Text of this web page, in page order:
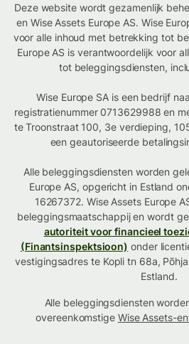
Deze website wordt gezamenlijk
en Wise Assets Europe AS. Wise
voor alle inhoud met betrekking tot
Europe AS is verantwoordelijk voor
tot beleggingsdiensten,
Wise Europe SA is een bedrijf
registratienummer 0713629988 en
te Troonstraat 100, 3e verdieping,
een geautoriseerde
Alle beleggingsdiensten worden
Europe AS, opgericht in Estland
16267372. Wise Assets Europe
beleggingsmaatschappij en wordt
autoriteit voor financieel
(Finantsinspektsioon) onder
vestigingsadres te Kopli tn 68a,
Estland.
Alle beleggingsdiensten
overeenkomstige Wise Assets-